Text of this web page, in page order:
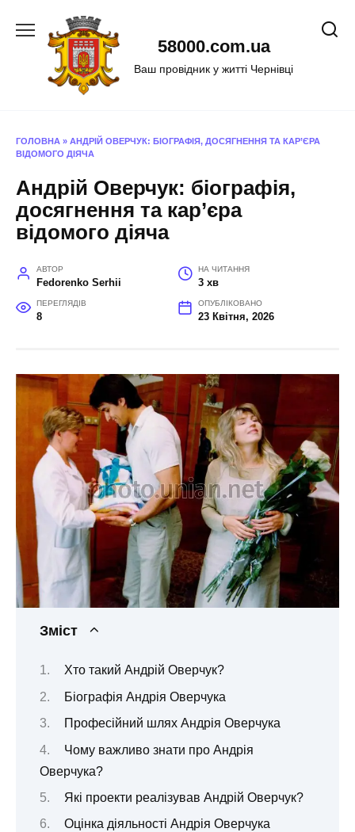
58000.com.ua
Ваш провідник у житті Чернівці
ГОЛОВНА » АНДРІЙ ОВЕРЧУК: БІОГРАФІЯ, ДОСЯГНЕННЯ ТА КАР’ЄРА
ВІДОМОГО ДІЯЧА
Андрій Оверчук: біографія,
досягнення та кар’єра
відомого діяча
АВТОР
Fedorenko Serhii
НА ЧИТАННЯ
3 хв
ПЕРЕГЛЯДІВ
8
ОПУБЛІКОВАНО
23 Квітня, 2026
Зміст
Хто такий Андрій Оверчук?
Біографія Андрія Оверчука
Професійний шлях Андрія Оверчука
Чому важливо знати про Андрія
Оверчука?
Які проекти реалізував Андрій Оверчук?
Оцінка діяльності Андрія Оверчука